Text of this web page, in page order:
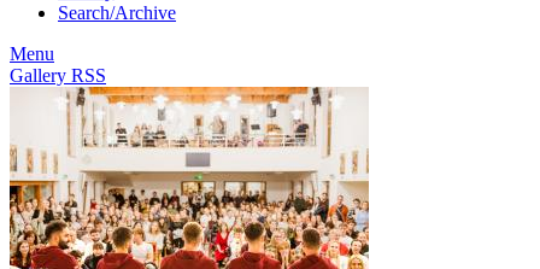
Search/Archive
Menu
Gallery RSS